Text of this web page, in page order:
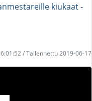
kiukaat -
/ Tallennettu 2019-06-17